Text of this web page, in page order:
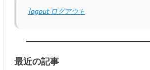
logout ログアウト
最近の記事